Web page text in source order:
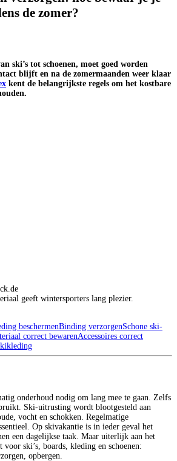
de zomer?
ski’s tot schoenen, moet goed worden
blijft en na de zomermaanden weer klaar
kent de belangrijkste regels om het kostbare
geeft wintersporters lang plezier.
beschermenBinding verzorgenSchone ski-
correct bewarenAccessoires correct
onderhoud nodig om lang mee te gaan. Zelfs
Ski-uitrusting wordt blootgesteld aan
vocht en schokken. Regelmatige
Op skivakantie is in ieder geval het
een dagelijkse taak. Maar uiterlijk aan het
voor ski’s, boards, kleding en schoenen:
opbergen.